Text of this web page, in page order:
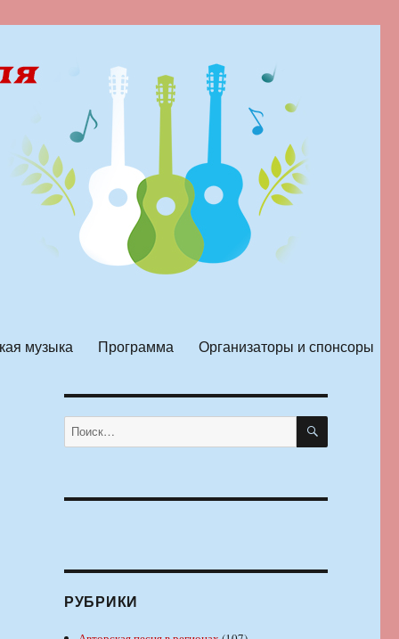
музыка Программа Организаторы и спонсоры
Искать: ПОИСК
РУБРИКИ